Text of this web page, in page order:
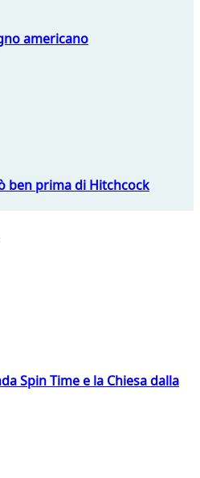
americano
ben prima di Hitchcock
Spin Time e la Chiesa dalla